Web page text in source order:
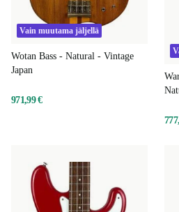
Vain muutama jäljellä
Wotan Bass - Natural - Vintage
Japan
971,99 €